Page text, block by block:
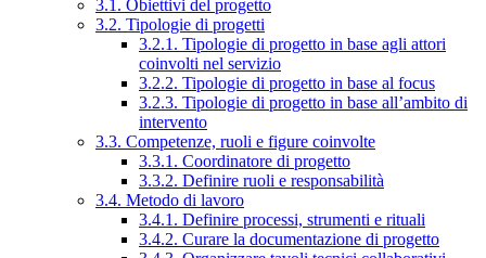
3.1. Obiettivi del progetto
3.2. Tipologie di progetti
3.2.1. Tipologie di progetto in base agli attori
coinvolti nel servizio
3.2.2. Tipologie di progetto in base al focus
3.2.3. Tipologie di progetto in base all’ambito di
intervento
3.3. Competenze, ruoli e figure coinvolte
3.3.1. Coordinatore di progetto
3.3.2. Definire ruoli e responsabilità
3.4. Metodo di lavoro
3.4.1. Definire processi, strumenti e rituali
3.4.2. Curare la documentazione di progetto